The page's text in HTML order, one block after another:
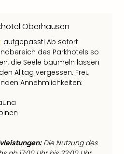
Oberhausen
aufgepasst! Ab sofort
des Parkhotels so
die Seele baumeln lassen
Alltag vergessen. Freu
Annehmlichkeiten:
Die Nutzung des